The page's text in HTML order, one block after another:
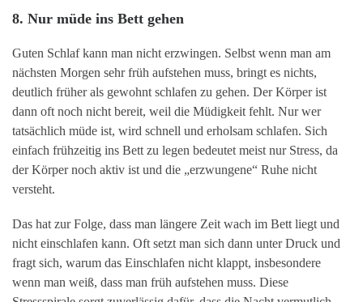
8. Nur müde ins Bett gehen
Guten Schlaf kann man nicht erzwingen. Selbst wenn man am
nächsten Morgen sehr früh aufstehen muss, bringt es nichts,
deutlich früher als gewohnt schlafen zu gehen. Der Körper ist
dann oft noch nicht bereit, weil die Müdigkeit fehlt. Nur wer
tatsächlich müde ist, wird schnell und erholsam schlafen. Sich
einfach frühzeitig ins Bett zu legen bedeutet meist nur Stress, da
der Körper noch aktiv ist und die „erzwungene“ Ruhe nicht
versteht.
Das hat zur Folge, dass man längere Zeit wach im Bett liegt und
nicht einschlafen kann. Oft setzt man sich dann unter Druck und
fragt sich, warum das Einschlafen nicht klappt, insbesondere
wenn man weiß, dass man früh aufstehen muss. Diese